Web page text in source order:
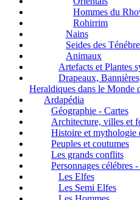
Hommes du
Rohirrim
Nains
Seides des
Animaux
Artefacts et Plantes
Drapeaux,
Heraldiques dans le Monde
Ardapédia
Géographie - Cartes
Architecture, villes et
Histoire et mythologie
Peuples et coutumes
Les grands conflits
Personnages célébres
Les Elfes
Les Semi Elfes